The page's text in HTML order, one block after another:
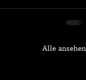
Alle ansehen